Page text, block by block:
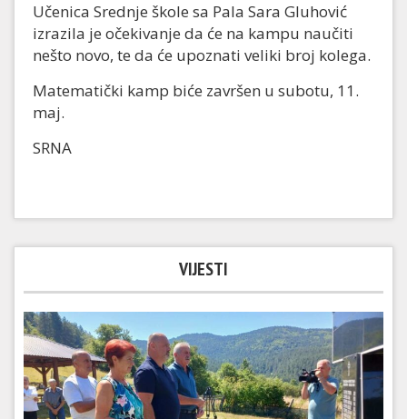
Učenica Srednje škole sa Pala Sara Gluhović
izrazila je očekivanje da će na kampu naučiti
nešto novo, te da će upoznati veliki broj kolega.
Matematički kamp biće završen u subotu, 11.
maj.
SRNA
VIJESTI